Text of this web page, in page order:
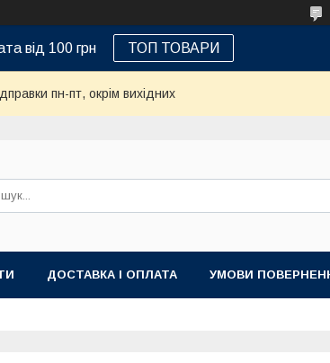
від 100 грн ТОП ТОВАРИ
пн-пт, окрім вихідних
ДОСТАВКА І ОПЛАТА УМОВИ